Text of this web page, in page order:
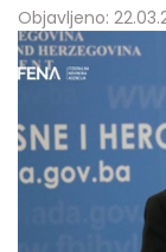
Objavljeno: